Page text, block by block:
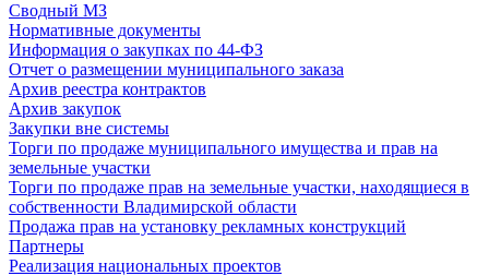
Сводный МЗ
Нормативные документы
Информация о закупках по 44-ФЗ
Отчет о размещении муниципального заказа
Архив реестра контрактов
Архив закупок
Закупки вне системы
Торги по продаже муниципального имущества и прав на
земельные участки
Торги по продаже прав на земельные участки, находящиеся в
собственности Владимирской области
Продажа прав на установку рекламных конструкций
Партнеры
Реализация национальных проектов